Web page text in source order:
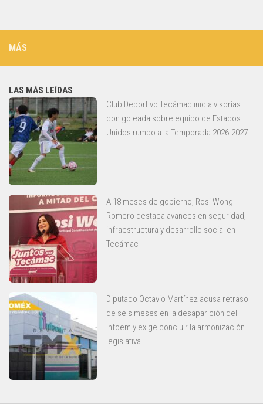
MÁS
LAS MÁS LEÍDAS
Club Deportivo Tecámac inicia visorías
con goleada sobre equipo de Estados
Unidos rumbo a la Temporada 2026-2027
A 18 meses de gobierno, Rosi Wong
Romero destaca avances en seguridad,
infraestructura y desarrollo social en
Tecámac
Diputado Octavio Martínez acusa retraso
de seis meses en la desaparición del
Infoem y exige concluir la armonización
legislativa